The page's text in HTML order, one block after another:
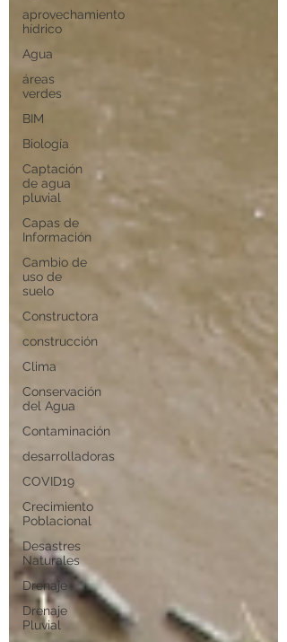
aprovechamiento
hídrico
Agua
áreas
verdes
BIM
Biología
Captación
de agua
pluvial
Capas de
Información
Cambio de
uso de
suelo
Constructora
construcción
Clima
Conservación
del Agua
Contaminación
desarrolladoras
COVID19
Crecimiento
Poblacional
Desastres
Naturales
Drenaje
Drenaje
Pluvial